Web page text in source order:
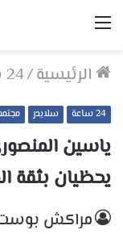
القائمة
الرئيسية/24 ساعة
24 ساعة سلايدر
ياسين
يحظيان بثقة
مراكش